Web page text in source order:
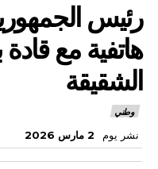
رئيس
هاتفية مع
الشقيقة
وطني
نشر يوم 2 مارس 2026